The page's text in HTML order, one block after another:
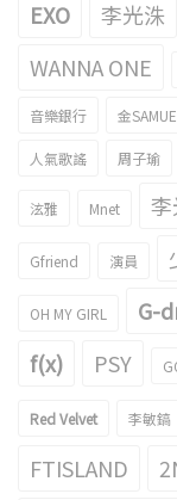
EXO 李光洙
WANNA ONE
音樂銀行 金
人氣歌謠 周子瑜
泫雅 Mnet
Gfriend 演員
OH MY GIRL G-
f(x) PSY
Red Velvet 李敏鎬
FTISLAND